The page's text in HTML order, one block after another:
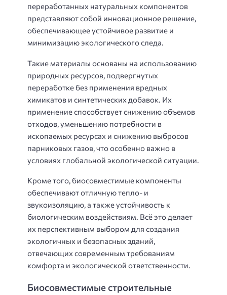
переработанных натуральных компонентов
представляют собой инновационное решение,
обеспечивающее устойчивое развитие и
минимизацию экологического следа.
Такие материалы основаны на использованию
природных ресурсов, подвергнутых
переработке без применения вредных
химикатов и синтетических добавок. Их
применение способствует снижению объемов
отходов, уменьшению потребности в
ископаемых ресурсах и снижению выбросов
парниковых газов, что особенно важно в
условиях глобальной экологической ситуации.
Кроме того, биосовместимые компоненты
обеспечивают отличную тепло- и
звукоизоляцию, а также устойчивость к
биологическим воздействиям. Всё это делает
их перспективным выбором для создания
экологичных и безопасных зданий,
отвечающих современным требованиям
комфорта и экологической ответственности.
Биосовместимые строительные